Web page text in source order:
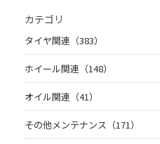
カテゴリ
タイヤ関連（383）
ホイール関連（148）
オイル関連（41）
その他メンテナンス（171）